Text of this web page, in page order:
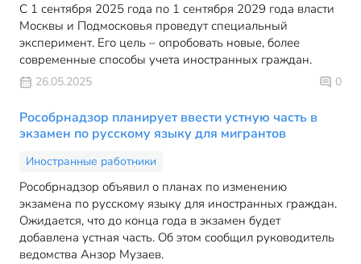
С 1 сентября 2025 года по 1 сентября 2029 года власти
Москвы и Подмосковья проведут специальный
эксперимент. Его цель – опробовать новые, более
современные способы учета иностранных граждан.
26.05.2025 0
Рособрнадзор планирует ввести устную часть в
экзамен по русскому языку для мигрантов
Иностранные работники
Рособрнадзор объявил о планах по изменению
экзамена по русскому языку для иностранных граждан.
Ожидается, что до конца года в экзамен будет
добавлена устная часть. Об этом сообщил руководитель
ведомства Анзор Музаев.